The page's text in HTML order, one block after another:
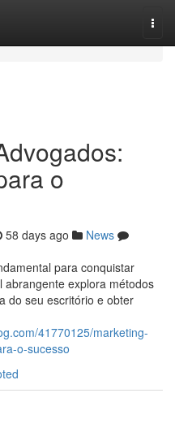
o
58 days ago
News
para conquistar
abrangente explora métodos
do seu escritório e obter
41770125/marketing-
o-sucesso